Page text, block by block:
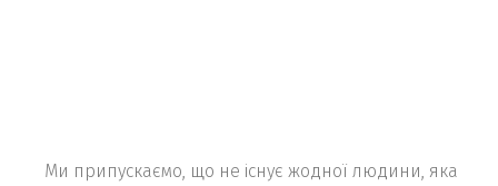
Ми припускаємо, що не існує жодної людини, яка